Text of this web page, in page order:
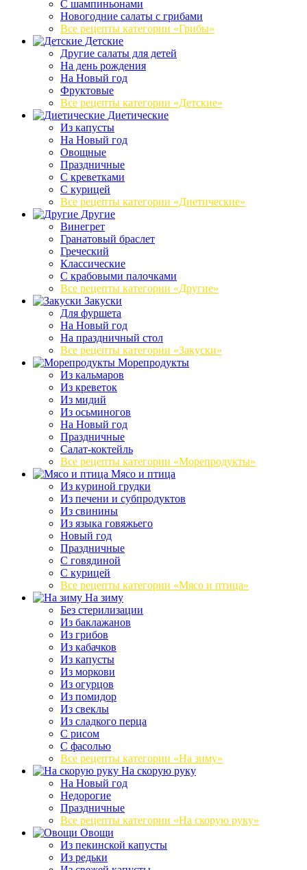
C шампиньонами
Новогодние салаты с грибами
Все рецепты категории «Грибы»
Детские
Другие салаты для детей
На день рождения
На Новый год
Фруктовые
Все рецепты категории «Детские»
Диетические
Из капусты
На Новый год
Овощные
Праздничные
С креветками
С курицей
Все рецепты категории «Диетические»
Другие
Винегрет
Гранатовый браслет
Греческий
Классические
С крабовыми палочками
Все рецепты категории «Другие»
Закуски
Для фуршета
На Новый год
На праздничный стол
Все рецепты категории «Закуски»
Морепродукты
Из кальмаров
Из креветок
Из мидий
Из осьминогов
На Новый год
Праздничные
Салат-коктейль
Все рецепты категории «Морепродукты»
Мясо и птица
Из куриной грудки
Из печени и субпродуктов
Из свинины
Из языка говяжьего
Новый год
Праздничные
С говядиной
С курицей
Все рецепты категории «Мясо и птица»
На зиму
Без стерилизации
Из баклажанов
Из грибов
Из кабачков
Из капусты
Из моркови
Из огурцов
Из помидор
Из свеклы
Из сладкого перца
С рисом
С фасолью
Все рецепты категории «На зиму»
На скорую руку
На Новый год
Недорогие
Праздничные
Все рецепты категории «На скорую руку»
Овощи
Из пекинской капусты
Из редьки